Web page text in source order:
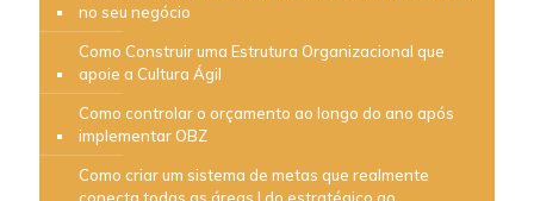
no seu negócio
Como Construir uma Estrutura Organizacional que
apoie a Cultura Ágil
Como controlar o orçamento ao longo do ano após
implementar OBZ
Como criar um sistema de metas que realmente
conecta todas as áreas | do estratégico ao